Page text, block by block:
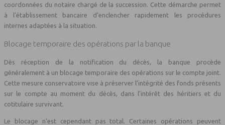
coordonnées du notaire chargé de la succession. Cette démarche permet
à l’établissement bancaire d’enclencher rapidement les procédures
internes adaptées à la situation.
Blocage temporaire des opérations par la banque
Dès réception de la notification du décès, la banque procède
généralement à un blocage temporaire des opérations sur le compte joint.
Cette mesure conservatoire vise à préserver l’intégrité des fonds présents
sur le compte au moment du décès, dans l’intérêt des héritiers et du
cotitulaire survivant.
Le blocage n’est cependant pas total. Certaines opérations peuvent